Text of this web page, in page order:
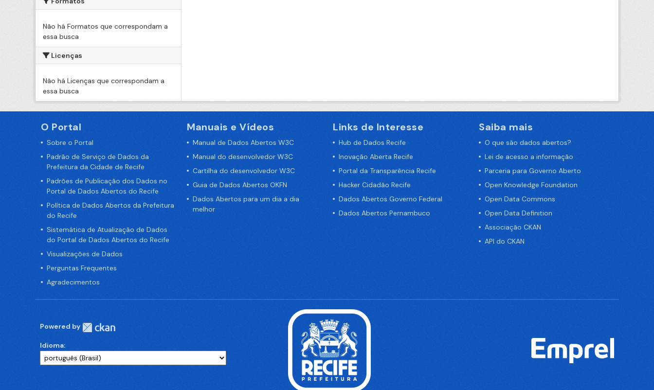
Não há Formatos que correspondam a
essa busca
Licenças
Não há Licenças que correspondam a
essa busca
O Portal
Sobre o Portal
Padrão de Serviço de Dados da
Prefeitura da Cidade de Recife
Padrões de Publicação dos Dados no
Portal de Dados Abertos do Recife
Política de Dados Abertos da Prefeitura
do Recife
Sistemática de Atualização de Dados
do Portal de Dados Abertos do Recife
Visualizações de Dados
Perguntas Frequentes
Agradecimentos
Manuais e Vídeos
Manual de Dados Abertos W3C
Manual do desenvolvedor W3C
Cartilha do desenvolvedor W3C
Guia de Dados Abertos OKFN
Dados Abertos para um dia a dia
melhor
Links de Interesse
Hub de Dados Recife
Inovação Aberta Recife
Portal da Transparência Recife
Hacker Cidadão Recife
Dados Abertos Governo Federal
Dados Abertos Pernambuco
Saiba mais
O que são dados abertos?
Lei de acesso a informação
Parceria para Governo Aberto
Open Knowledge Foundation
Open Data Commons
Open Data Definition
Associação CKAN
API do CKAN
Powered by
Idioma